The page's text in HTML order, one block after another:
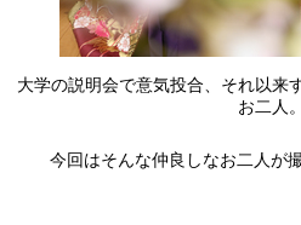
大学の説明会で意気投合、それ以来
お二人。
今回はそんな仲良しなお二人が